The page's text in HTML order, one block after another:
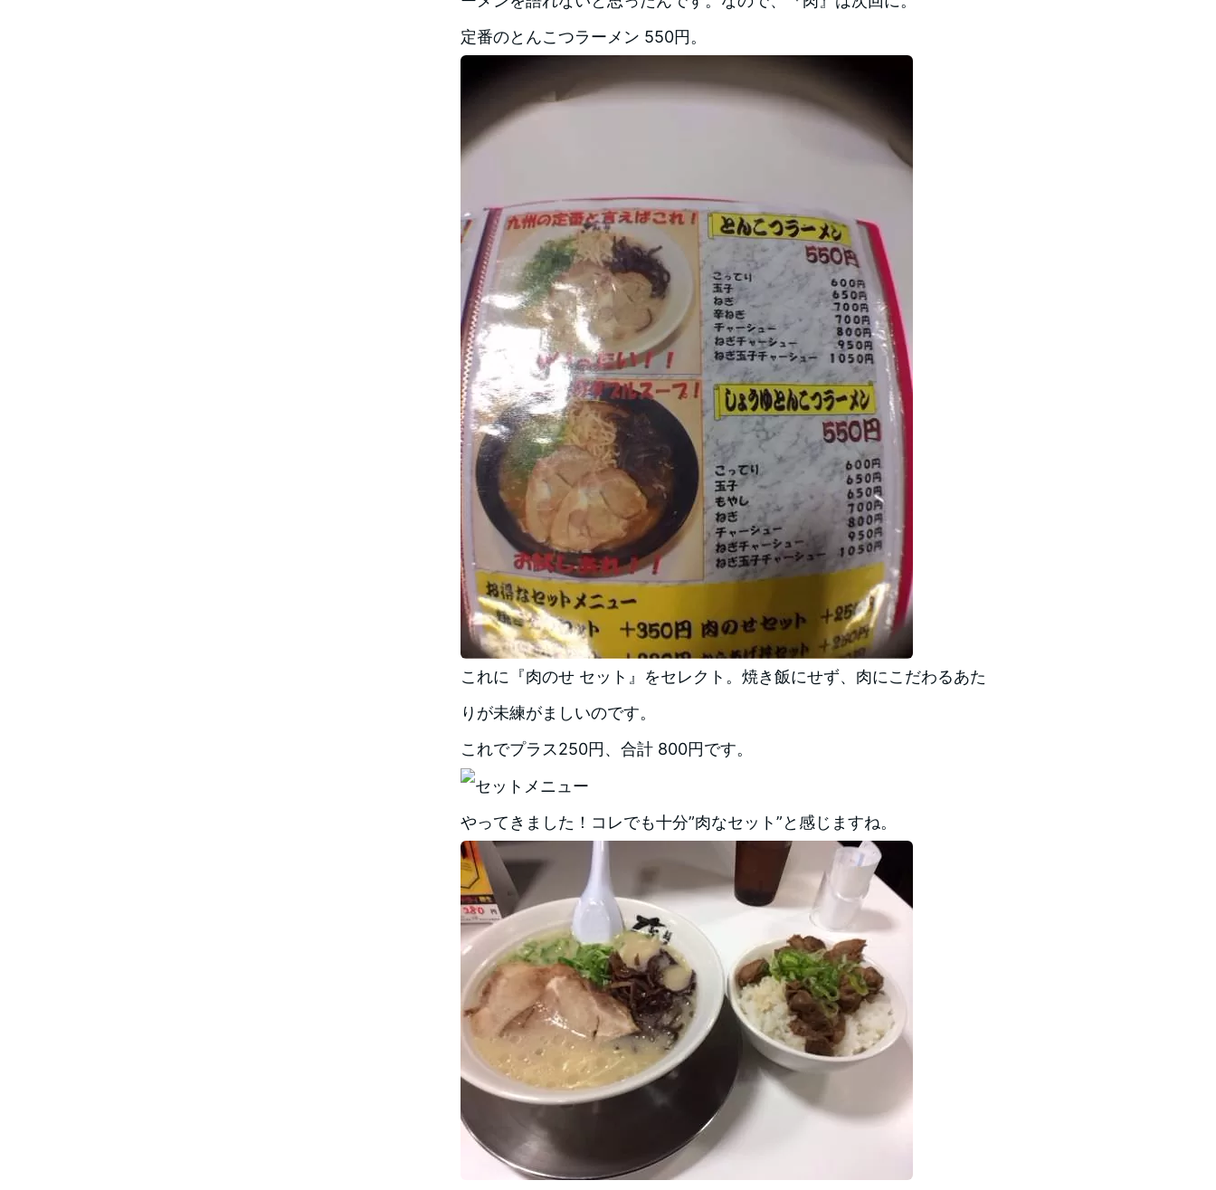
定番のとんこつラーメン 550円。
これに『肉のせ セット』をセレクト。焼き飯にせず、肉にこだわるあた
りが未練がましいのです。
これでプラス250円、合計 800円です。
やってきました！コレでも十分”肉なセット”と感じますね。